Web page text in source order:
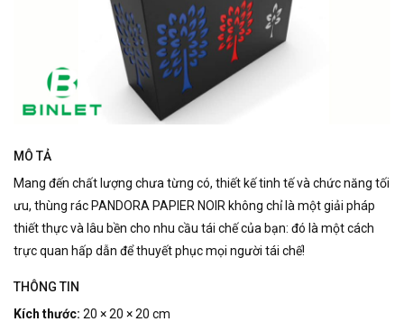
MÔ TẢ
Mang đến chất lượng chưa từng có, thiết kế tinh tế và chức năng tối
ưu, thùng rác PANDORA PAPIER NOIR không chỉ là một giải pháp
thiết thực và lâu bền cho nhu cầu tái chế của bạn: đó là một cách
trực quan hấp dẫn để thuyết phục mọi người tái chế!
THÔNG TIN
Kích thước: 20 × 20 × 20 cm